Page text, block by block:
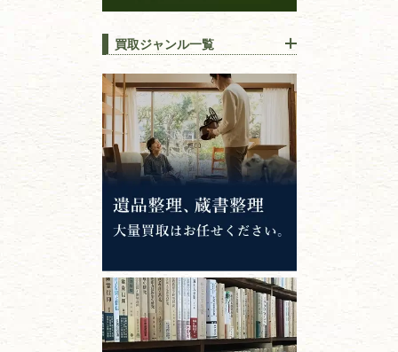
買取ジャンル一覧
江戸時代の書物
唐本・漢籍・
中国書物・朝鮮本
錦絵・浮世絵・版画・刷り物
専門書・ 学術書
哲学書・思想書
心理学・倫理学
仏教書